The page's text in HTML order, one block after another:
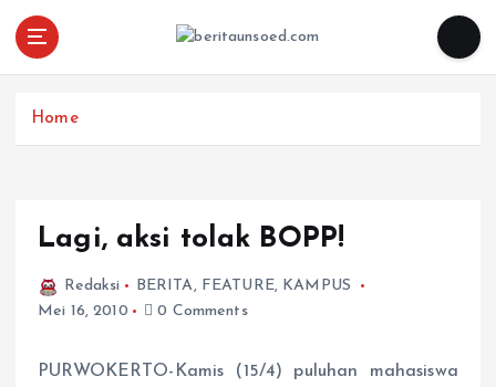
Home
Lagi, aksi tolak BOPP!
Redaksi BERITA, FEATURE, KAMPUS
Mei 16, 2010
0 Comments
PURWOKERTO-Kamis (15/4) puluhan mahasiswa